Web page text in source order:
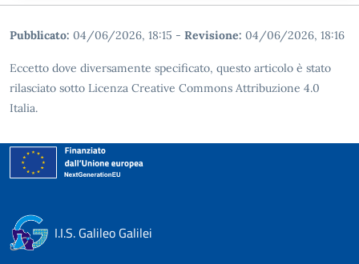
Pubblicato: 04/06/2026, 18:15 - Revisione: 04/06/2026, 18:16
Eccetto dove diversamente specificato, questo articolo è stato
rilasciato sotto Licenza Creative Commons Attribuzione 4.0
Italia.
I.I.S. Galileo Galilei